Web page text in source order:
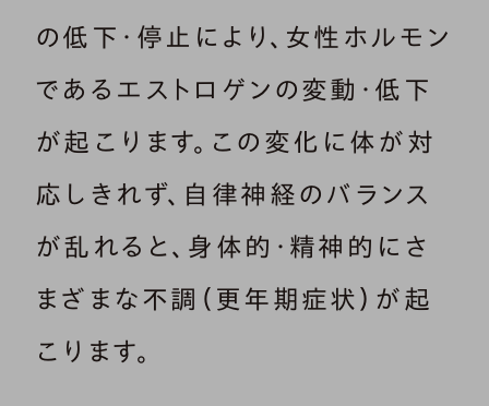
の低下・停止により、女性ホルモン
であるエストロゲンの変動・低下
が起こります。この変化に体が対
応しきれず、自律神経のバランス
が乱れると、身体的・精神的にさ
まざまな不調（更年期症状）が起
こります。